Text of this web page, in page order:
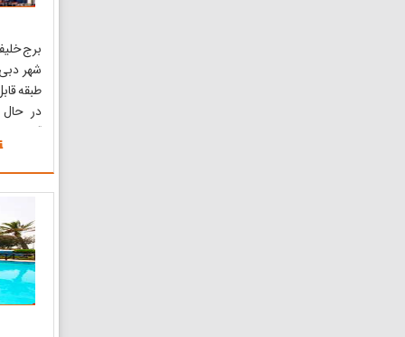
برج
در حال
ابت...